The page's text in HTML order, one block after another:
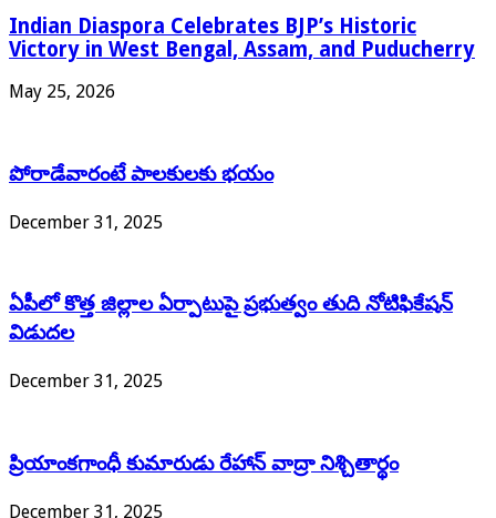
Indian Diaspora Celebrates BJP’s Historic
Victory in West Bengal, Assam, and Puducherry
May 25, 2026
పోరాడేవారంటే పాలకులకు భయం
December 31, 2025
ఏపీలో కొత్త జిల్లాల ఏర్పాటుపై ప్రభుత్వం తుది నోటిఫికేషన్
విడుదల
December 31, 2025
ప్రియాంకగాంధీ కుమారుడు రేహాన్ వాద్రా నిశ్చితార్థం
December 31, 2025